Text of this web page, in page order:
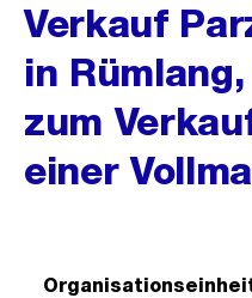
Verkauf
in
zum
einer